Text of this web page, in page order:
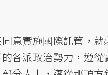
意實施國際託管，就
各派政治勢力，遵從